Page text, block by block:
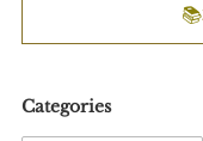
Categories